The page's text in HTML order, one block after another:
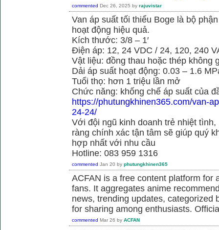
commented Dec 26, 2025 by rajuvistar
Van áp suất tối thiểu Boge là bộ
hoạt động hiệu quả.
Kích thước: 3/8 – 1′
Điện áp: 12, 24 VDC / 24, 120, 240
Vật liệu: đồng thau hoặc thép không
Dải áp suất hoạt động: 0.03 – 1.6
Tuổi thọ: hơn 1 triệu lần mở
Chức năng: khống chế áp suất của
https://phutungkhinen365.com/van-
24-24/
Với đội ngũ kinh doanh trẻ nhiệt
ràng chính xác tận tâm sẽ giúp quý
hợp nhất với nhu cầu
Hotline: 083 959 1316
commented Jan 20 by phutungkhinen365
ACFAN is a free content platform for
fans. It aggregates anime
news, trending updates, categorized
for sharing among enthusiasts.
commented Mar 26 by ACFAN